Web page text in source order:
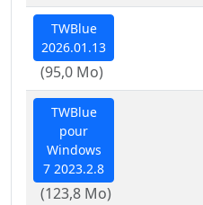
TWBlue
2026.01.13
(95,0 Mo)
TWBlue
pour
Windows
7 2023.2.8
(123,8 Mo)